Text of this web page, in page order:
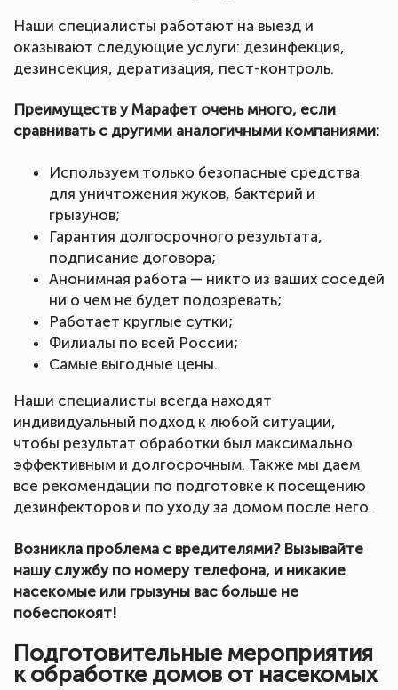
Наши специалисты работают на выезд и
оказывают следующие услуги: дезинфекция,
дезинсекция, дератизация, пест-контроль.
Преимуществ у Марафет очень много, если
сравнивать с другими аналогичными компаниями:
Используем только безопасные средства
для уничтожения жуков, бактерий и
грызунов;
Гарантия долгосрочного результата,
подписание договора;
Анонимная работа — никто из ваших соседей
ни о чем не будет подозревать;
Работает круглые сутки;
Филиалы по всей России;
Самые выгодные цены.
Наши специалисты всегда находят
индивидуальный подход к любой ситуации,
чтобы результат обработки был максимально
эффективным и долгосрочным. Также мы даем
все рекомендации по подготовке к посещению
дезинфекторов и по уходу за домом после него.
Возникла проблема с вредителями? Вызывайте
нашу службу по номеру телефона, и никакие
насекомые или грызуны вас больше не
побеспокоят!
Подготовительные мероприятия
к обработке домов от насекомых